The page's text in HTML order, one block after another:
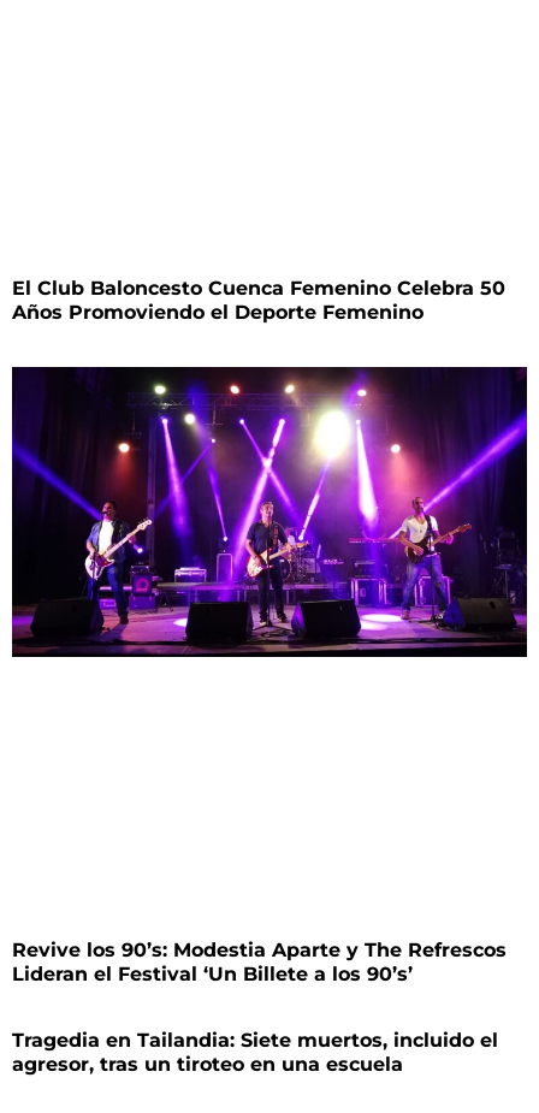
El Club Baloncesto Cuenca Femenino Celebra 50
Años Promoviendo el Deporte Femenino
Revive los 90’s: Modestia Aparte y The Refrescos
Lideran el Festival ‘Un Billete a los 90’s’
Tragedia en Tailandia: Siete muertos, incluido el
agresor, tras un tiroteo en una escuela